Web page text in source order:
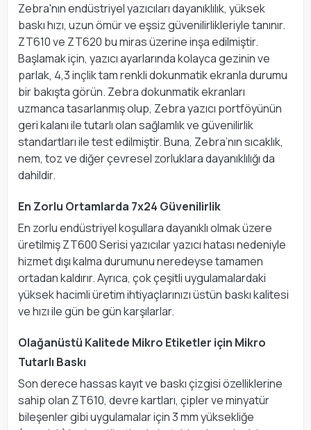
Zebra'nın endüstriyel yazıcıları dayanıklılık, yüksek
baskı hızı, uzun ömür ve eşsiz güvenilirlikleriyle tanınır.
ZT610 ve ZT620 bu miras üzerine inşa edilmiştir.
Başlamak için, yazıcı ayarlarında kolayca gezinin ve
parlak, 4,3 inçlik tam renkli dokunmatik ekranla durumu
bir bakışta görün. Zebra dokunmatik ekranları
uzmanca tasarlanmış olup, Zebra yazıcı portföyünün
geri kalanı ile tutarlı olan sağlamlık ve güvenilirlik
standartları ile test edilmiştir. Buna, Zebra’nın sıcaklık,
nem, toz ve diğer çevresel zorluklara dayanıklılığı da
dahildir.
En Zorlu Ortamlarda 7x24 Güvenilirlik
En zorlu endüstriyel koşullara dayanıklı olmak üzere
üretilmiş ZT600 Serisi yazıcılar yazıcı hatası nedeniyle
hizmet dışı kalma durumunu neredeyse tamamen
ortadan kaldırır. Ayrıca, çok çeşitli uygulamalardaki
yüksek hacimli üretim ihtiyaçlarınızı üstün baskı kalitesi
ve hızı ile gün be gün karşılarlar.
Olağanüstü Kalitede Mikro Etiketler için Mikro
Tutarlı Baskı
Son derece hassas kayıt ve baskı çizgisi özelliklerine
sahip olan ZT610, devre kartları, çipler ve minyatür
bileşenler gibi uygulamalar için 3 mm yüksekliğe